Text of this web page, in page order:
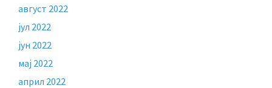
август 2022
јул 2022
јун 2022
мај 2022
април 2022